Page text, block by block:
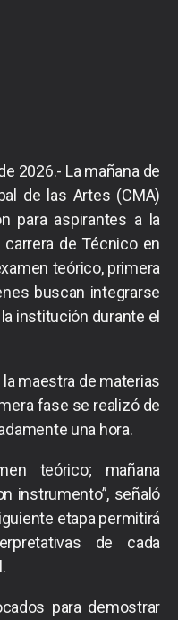
2026.- La mañana de
de las Artes (CMA)
para aspirantes a la
de Técnico en
teórico, primera
buscan integrarse
institución durante el
maestra de materias
fase se realizó de
una hora.
teórico; mañana
instrumento”, señaló
etapa permitirá
de cada
para demostrar